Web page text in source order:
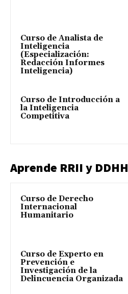
Curso de Analista de
Inteligencia
(Especialización:
Redacción Informes
Inteligencia)
Curso de Introducción a
la Inteligencia
Competitiva
Aprende RRII y DDHH
Curso de Derecho
Internacional
Humanitario
Curso de Experto en
Prevención e
Investigación de la
Delincuencia Organizada